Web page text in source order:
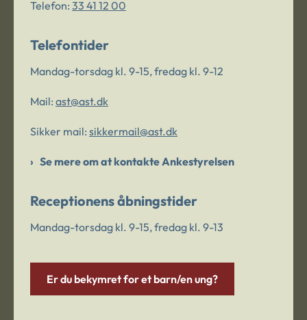
Telefon: 33 41 12 00
Telefontider
Mandag-torsdag kl. 9-15, fredag kl. 9-12
Mail: ast@ast.dk
Sikker mail: sikkermail@ast.dk
Se mere om at kontakte Ankestyrelsen
Receptionens åbningstider
Mandag-torsdag kl. 9-15, fredag kl. 9-13
Er du bekymret for et barn/en ung?